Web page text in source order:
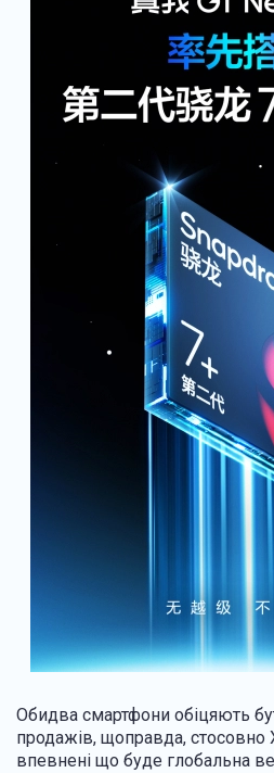
Обидва смартфони обіцяють
продажів, щоправда,
впевнені що буде глобальна